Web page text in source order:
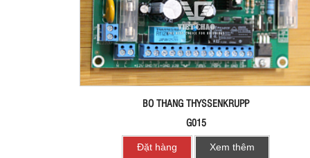
BO THANG THYSSENKRUPP
G015
Đặt hàng Xem thêm